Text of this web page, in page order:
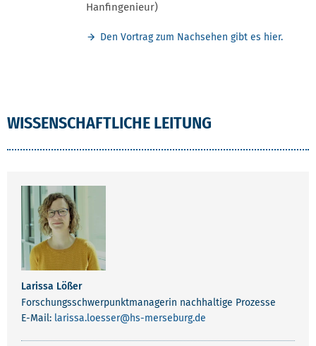
Hanfingenieur)
Den Vortrag zum Nachsehen gibt es hier.
WISSENSCHAFTLICHE LEITUNG
Larissa Lößer
Forschungsschwerpunktmanagerin nachhaltige Prozesse
E-Mail: larissa.loesser@hs-merseburg.de